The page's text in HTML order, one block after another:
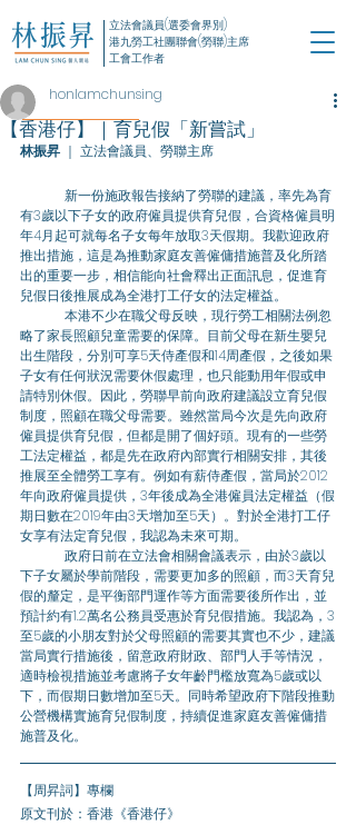
立法會議員(選委會界別)
港九勞工社團聯會(勞聯)主席
工會工作者
【香港仔】｜育兒假「新嘗試」
honlamchunsing
林振昇 ｜ 立法會議員、勞聯主席
新一份施政報告接納了勞聯的建議，率先為育
有3歲以下子女的政府僱員提供育兒假，合資格僱員明
年4月起可就每名子女每年放取3天假期。我歡迎政府
推出措施，這是為推動家庭友善僱傭措施普及化所踏
出的重要一步，相信能向社會釋出正面訊息，促進育
兒假日後推展成為全港打工仔女的法定權益。
略了家長照顧兒童需要的保障。目前父母在新生嬰兒
出生階段，分別可享5天侍產假和14周產假，之後如果
子女有任何狀況需要休假處理，也只能動用年假或申
請特別休假。因此，勞聯早前向政府建議設立育兒假
制度，照顧在職父母需要。雖然當局今次是先向政府
僱員提供育兒假，但都是開了個好頭。現有的一些勞
工法定權益，都是先在政府內部實行相關安排，其後
推展至全體勞工享有。例如有薪侍產假，當局於2012
年向政府僱員提供，3年後成為全港僱員法定權益（假
期日數在2019年由3天增加至5天）。對於全港打工仔
女享有法定育兒假，我認為未來可期。
下子女屬於學前階段，需要更加多的照顧，而3天育兒
假的釐定，是平衡部門運作等方面需要後所作出，並
預計約有1.2萬名公務員受惠於育兒假措施。我認為，3
至5歲的小朋友對於父母照顧的需要其實也不少，建議
當局實行措施後，留意政府財政、部門人手等情況，
適時檢視措施並考慮將子女年齡門檻放寬為5歲或以
下，而假期日數增加至5天。同時希望政府下階段推動
公營機構實施育兒假制度，持續促進家庭友善僱傭措
施普及化。
【周昇詞】專欄
原文刊於：香港《香港仔》